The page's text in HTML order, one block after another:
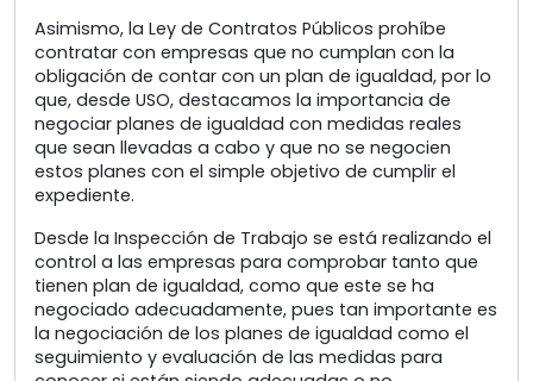
Asimismo, la Ley de Contratos Públicos prohíbe
contratar con empresas que no cumplan con la
obligación de contar con un plan de igualdad, por lo
que, desde USO, destacamos la importancia de
negociar planes de igualdad con medidas reales
que sean llevadas a cabo y que no se negocien
estos planes con el simple objetivo de cumplir el
expediente.
Desde la Inspección de Trabajo se está realizando el
control a las empresas para comprobar tanto que
tienen plan de igualdad, como que este se ha
negociado adecuadamente, pues tan importante es
la negociación de los planes de igualdad como el
seguimiento y evaluación de las medidas para